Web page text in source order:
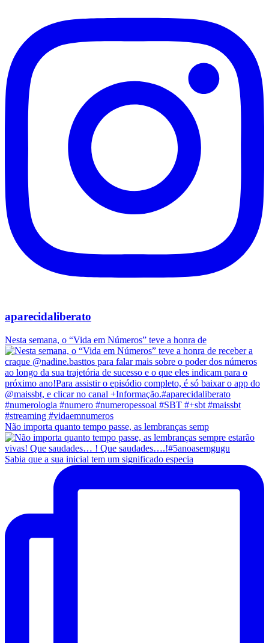
aparecidaliberato
Nesta semana, o “Vida em Números” teve a honra de
Não importa quanto tempo passe, as lembranças semp
Sabia que a sua inicial tem um significado especia